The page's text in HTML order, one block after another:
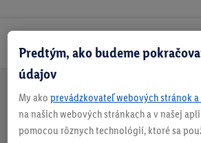
Doprava
zadarmo
nad 70 €¹
30 dní na
vrátenie
Vrátenie
zadarmo
Každý
týždeň
niečo
Predtým, ako budeme
údajov
My ako prevádzkovateľ webových stránok
na našich webových stránkach a v našej
pomocou rôznych technológií, ktoré sa